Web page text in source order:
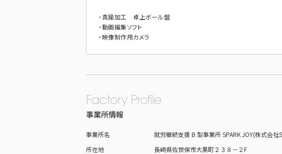
・真鍮加工 卓上ボール盤
・動画編集ソフト
・映像制作用カメラ
Factory Profile
事業所情報
事業所名
就労継続支援 B 型事業所 SPARK JOY(株式会社
所在地
長崎県佐世保市大黒町２３８－２F